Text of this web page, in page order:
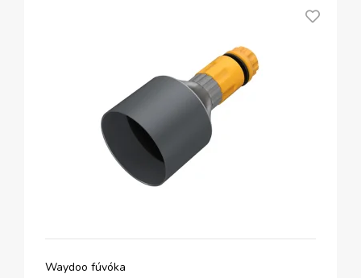
Waydoo fúvóka